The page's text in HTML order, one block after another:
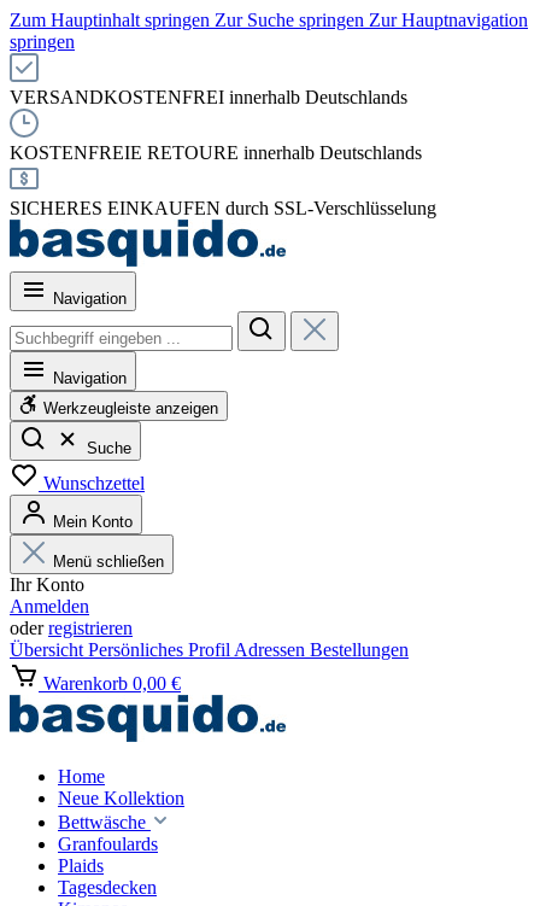
Zum Hauptinhalt springen Zur Suche springen Zur Hauptnavigation
springen
VERSANDKOSTENFREI innerhalb Deutschlands
KOSTENFREIE RETOURE innerhalb Deutschlands
SICHERES EINKAUFEN durch SSL-Verschlüsselung
Navigation
Navigation
Werkzeugleiste anzeigen
Suche
Wunschzettel
Mein Konto
Menü schließen
Ihr Konto
Anmelden
oderregistrieren
Übersicht Persönliches Profil Adressen Bestellungen
Warenkorb 0,00 €
Home
Neue Kollektion
Bettwäsche
Granfoulards
Plaids
Tagesdecken